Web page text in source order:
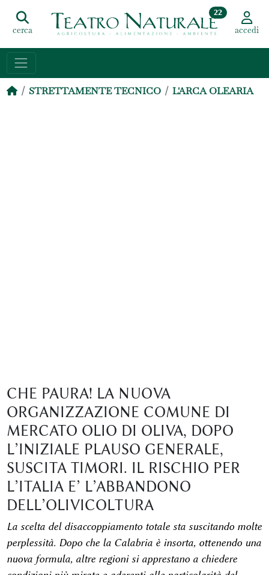
cerca
22
accedi
STRETTAMENTE TECNICO L'ARCA OLEARIA
CHE PAURA! LA NUOVA
ORGANIZZAZIONE COMUNE DI
MERCATO OLIO DI OLIVA, DOPO
L’INIZIALE PLAUSO GENERALE,
SUSCITA TIMORI. IL RISCHIO PER
L’ITALIA E’ L’ABBANDONO
DELL’OLIVICOLTURA
La scelta del disaccoppiamento totale sta suscitando molte
perplessità. Dopo che la Calabria è insorta, ottenendo una
nuova formula, altre regioni si apprestano a chiedere